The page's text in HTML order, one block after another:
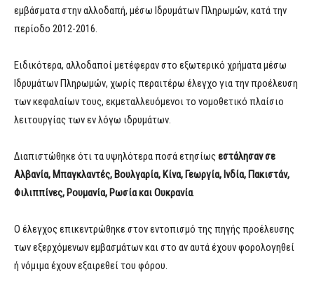
εμβάσματα στην αλλοδαπή, μέσω Ιδρυμάτων Πληρωμών, κατά την
περίοδο 2012-2016.
Ειδικότερα, αλλοδαποί μετέφεραν στο εξωτερικό χρήματα μέσω
Ιδρυμάτων Πληρωμών, χωρίς περαιτέρω έλεγχο για την προέλευση
των κεφαλαίων τους, εκμεταλλευόμενοι το νομοθετικό πλαίσιο
λειτουργίας των εν λόγω ιδρυμάτων.
Διαπιστώθηκε ότι τα υψηλότερα ποσά ετησίωςεστάλησαν σε
Αλβανία, Μπαγκλαντές, Βουλγαρία, Κίνα, Γεωργία, Ινδία, Πακιστάν,
Φιλιππίνες, Ρουμανία, Ρωσία και Ουκρανία.
Ο έλεγχος επικεντρώθηκε στον εντοπισμό της πηγής προέλευσης
των εξερχόμενων εμβασμάτων και στο αν αυτά έχουν φορολογηθεί
ή νόμιμα έχουν εξαιρεθεί του φόρου.